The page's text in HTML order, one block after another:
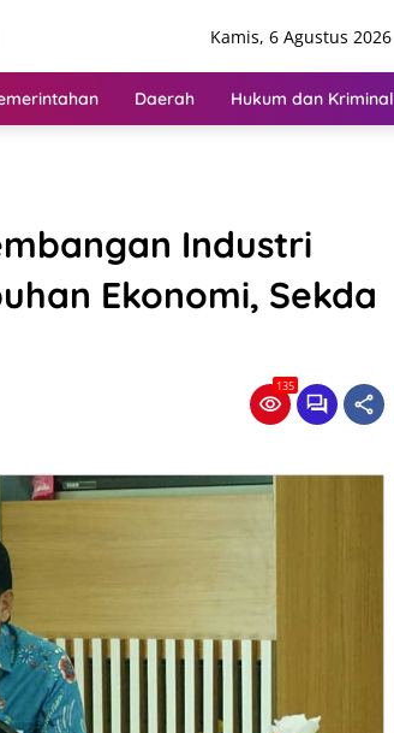
Kamis, 6 Agustus 2026
Daerah Hukum dan Kriminal
Industri
Ekonomi, Sekda
135